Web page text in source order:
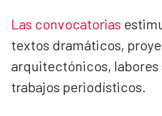
Las convocatorias
textos dramáticos,
arquitectónicos,
trabajos periodísticos.